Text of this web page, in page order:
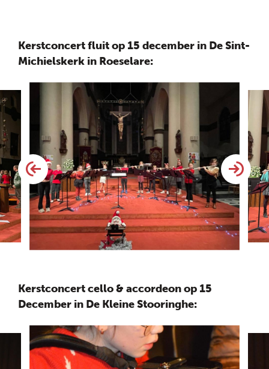
Kerstconcert fluit op 15 december in De Sint-
Michielskerk in Roeselare:
Kerstconcert cello & accordeon op 15
December in De Kleine Stooringhe: